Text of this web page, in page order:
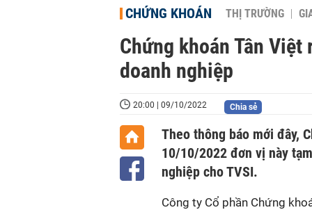
CHỨNG KHOÁN THỊ TRƯỜNG
Chứng khoán Tân
doanh nghiệp
20:00 | 09/10/2022 Chia sẻ
Theo thông báo mới đây,
10/10/2022 đơn vị này
nghiệp cho TVSI.
Công ty Cổ phần Chứng